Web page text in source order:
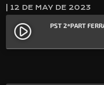
| 12 DE MAY DE 2023
play_circle_filled PST 2ªPART